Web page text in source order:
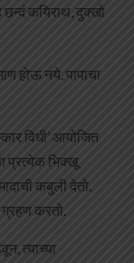
छन्दं कयिराथ, दुक्खो
होऊ नये. पापाचा
विधी’ आयोजित
प्रत्येक भिक्खू
कबुली देतो.
ग्रहण करतो.
त्याच्या